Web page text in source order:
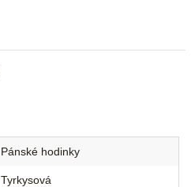
Pánské hodinky
Tyrkysová